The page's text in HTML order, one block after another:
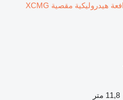
رافعة هيدروليكية مقصية XCMG
11,8 متر